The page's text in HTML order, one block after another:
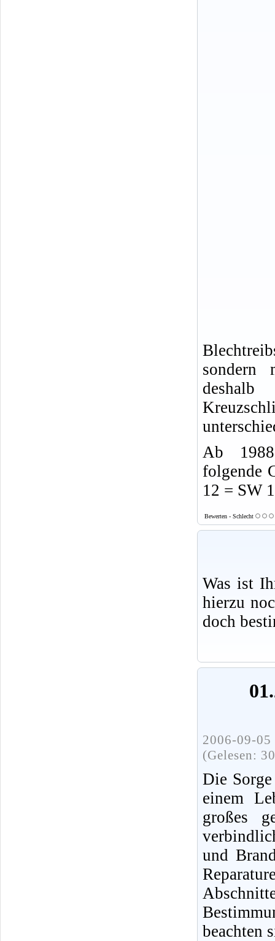
sondern
Ab
folgende
12 = SW
Bewerten - Schlecht
Was ist
hierzu
doch
2006-09-
(Gelesen:
Die
einem
großes
und
beachten